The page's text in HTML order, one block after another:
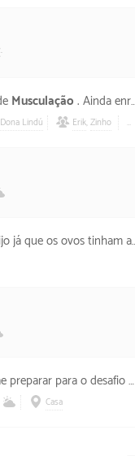
Musculação . Ainda enrolei tentando fazer umas flexões e agachamentos, mas o treino foi bem prejudicado.
Lindú Erik Zinho
os ovos tinham acabado.
das grandes caminhadas.
Casa